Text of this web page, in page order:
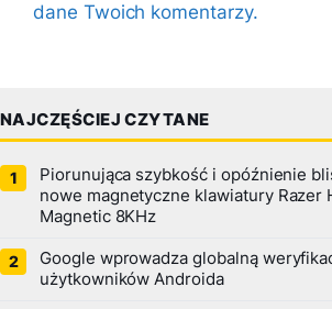
dane Twoich komentarzy.
NAJCZĘŚCIEJ CZYTANE
Piorunująca szybkość i opóźnienie
nowe magnetyczne klawiatury Razer
Magnetic 8KHz
Google wprowadza globalną
użytkowników Androida